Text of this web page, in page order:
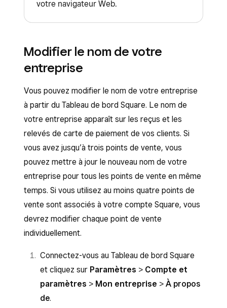
votre navigateur Web.
Modifier le nom de votre
entreprise
Vous pouvez modifier le nom de votre entreprise
à partir du Tableau de bord Square. Le nom de
votre entreprise apparaît sur les reçus et les
relevés de carte de paiement de vos clients. Si
vous avez jusqu’à trois points de vente, vous
pouvez mettre à jour le nouveau nom de votre
entreprise pour tous les points de vente en même
temps. Si vous utilisez au moins quatre points de
vente sont associés à votre compte Square, vous
devrez modifier chaque point de vente
individuellement.
Connectez-vous au Tableau de bord Square
et cliquez sur Paramètres > Compte et
paramètres > Mon entreprise > À propos
de.